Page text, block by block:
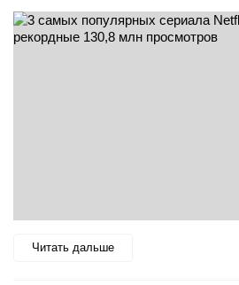
Читать дальше